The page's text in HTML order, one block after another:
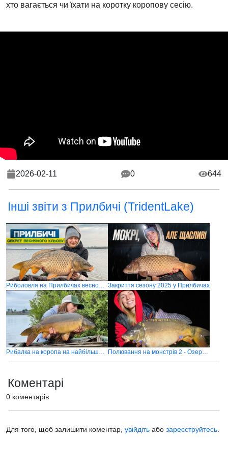
хто вагається чи їхати на коротку коропову сесію.
2026-02-11 0 644
Інші звіти з Прилбичі (TridentLake)
Риболовля на Прилбичах весною! Трофейний короп вже прокинувся Закриття сезону 2025 у Прилбичах
Рибалка на коропа на найбільшому озері України Полювання на монстрів 2 - Озеро Прилбичі
Коментарі
0 коментарів
Для того, щоб залишити коментар, увійдіть або зареєструйтесь